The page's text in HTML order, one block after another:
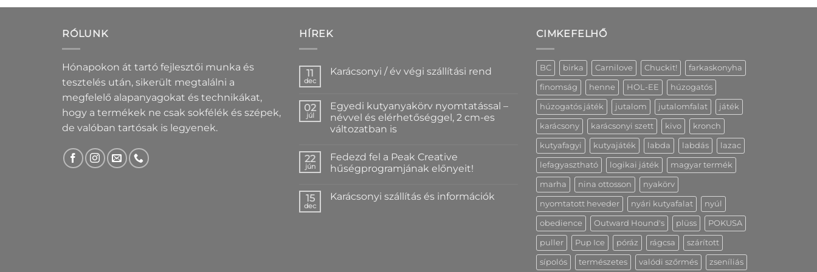
RÓLUNK
Hónapokon át tartó fejlesztői munka és
tesztelés után, sikerült megtalálni a
megfelelő alapanyagokat és technikákat,
hogy a termékek ne csak sokfélék és szépek,
de valóban tartósak is legyenek.
HÍREK
11
dec
Karácsonyi / év végi szállítási rend
Karácsonyi
/
év
végi
bejegyzéshez
02
júl
Egyedi kutyanyakörv nyomtatással –
névvel és elérhetőséggel, 2 cm-es
változatban is
a(z)
Egyedi
kutyanyakörv
névvel
22
jún
Fedezd fel a Peak Creative
hűségprogramjának előnyeit!
a(z)
15
dec
Karácsonyi szállítás és információk
CIMKEFELHŐ
BC birka Carnilove Chuckit! farkaskonyha
finomság henne HOL-EE húzogatós
húzogatós játék jutalom jutalomfalat játék
karácsony karácsonyi szett kivo kronch
kutyafagyi kutyajáték labda labdás lazac
lefagyasztható logikai játék magyar termék
marha nina ottosson nyakörv
nyomtatott heveder nyári kutyafalat nyúl
obedience Outward Hound's plüss POKUSA
puller Pup Ice póráz rágcsa szárított
sípolós természetes valódi szőrmés zseníliás